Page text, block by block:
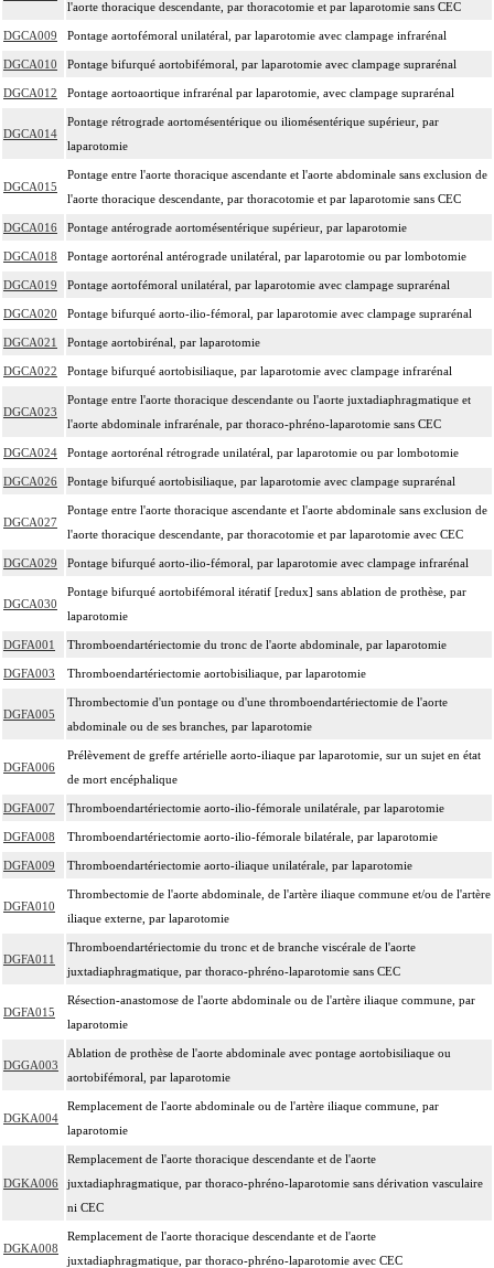
l'aorte thoracique descendante, par thoracotomie et par laparotomie sans CEC
DGCA009 Pontage aortofémoral unilatéral, par laparotomie avec clampage infrarénal
DGCA010 Pontage bifurqué aortobifémoral, par laparotomie avec clampage suprarénal
DGCA012 Pontage aortoaortique infrarénal par laparotomie, avec clampage suprarénal
DGCA014
Pontage rétrograde aortomésentérique ou iliomésentérique supérieur, par
laparotomie
DGCA015
Pontage entre l'aorte thoracique ascendante et l'aorte abdominale sans exclusion de
l'aorte thoracique descendante, par thoracotomie et par laparotomie sans CEC
DGCA016 Pontage antérograde aortomésentérique supérieur, par laparotomie
DGCA018 Pontage aortorénal antérograde unilatéral, par laparotomie ou par lombotomie
DGCA019 Pontage aortofémoral unilatéral, par laparotomie avec clampage suprarénal
DGCA020 Pontage bifurqué aorto-ilio-fémoral, par laparotomie avec clampage suprarénal
DGCA021 Pontage aortobirénal, par laparotomie
DGCA022 Pontage bifurqué aortobisiliaque, par laparotomie avec clampage infrarénal
DGCA023
Pontage entre l'aorte thoracique descendante ou l'aorte juxtadiaphragmatique et
l'aorte abdominale infrarénale, par thoraco-phréno-laparotomie sans CEC
DGCA024 Pontage aortorénal rétrograde unilatéral, par laparotomie ou par lombotomie
DGCA026 Pontage bifurqué aortobisiliaque, par laparotomie avec clampage suprarénal
DGCA027
Pontage entre l'aorte thoracique ascendante et l'aorte abdominale sans exclusion de
l'aorte thoracique descendante, par thoracotomie et par laparotomie avec CEC
DGCA029 Pontage bifurqué aorto-ilio-fémoral, par laparotomie avec clampage infrarénal
DGCA030
Pontage bifurqué aortobifémoral itératif [redux] sans ablation de prothèse, par
laparotomie
DGFA001 Thromboendartériectomie du tronc de l'aorte abdominale, par laparotomie
DGFA003 Thromboendartériectomie aortobisiliaque, par laparotomie
DGFA005
Thrombectomie d'un pontage ou d'une thromboendartériectomie de l'aorte
abdominale ou de ses branches, par laparotomie
DGFA006
Prélèvement de greffe artérielle aorto-iliaque par laparotomie, sur un sujet en état
de mort encéphalique
DGFA007 Thromboendartériectomie aorto-ilio-fémorale unilatérale, par laparotomie
DGFA008 Thromboendartériectomie aorto-ilio-fémorale bilatérale, par laparotomie
DGFA009 Thromboendartériectomie aorto-iliaque unilatérale, par laparotomie
DGFA010
Thrombectomie de l'aorte abdominale, de l'artère iliaque commune et/ou de l'artère
iliaque externe, par laparotomie
DGFA011
Thromboendartériectomie du tronc et de branche viscérale de l'aorte
juxtadiaphragmatique, par thoraco-phréno-laparotomie sans CEC
DGFA015
Résection-anastomose de l'aorte abdominale ou de l'artère iliaque commune, par
laparotomie
DGGA003
Ablation de prothèse de l'aorte abdominale avec pontage aortobisiliaque ou
aortobifémoral, par laparotomie
DGKA004
Remplacement de l'aorte abdominale ou de l'artère iliaque commune, par
laparotomie
DGKA006
Remplacement de l'aorte thoracique descendante et de l'aorte
juxtadiaphragmatique, par thoraco-phréno-laparotomie sans dérivation vasculaire
ni CEC
DGKA008
Remplacement de l'aorte thoracique descendante et de l'aorte
juxtadiaphragmatique, par thoraco-phréno-laparotomie avec CEC